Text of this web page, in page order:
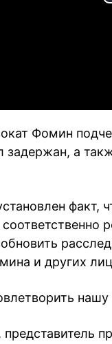
Фомин
задержан, а
факт,
и других